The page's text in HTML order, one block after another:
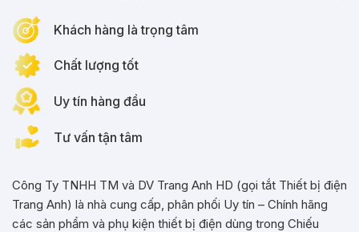
Khách hàng là trọng tâm
Chất lượng tốt
Uy tín hàng đầu
Tư vấn tận tâm
Công Ty TNHH TM và DV Trang Anh HD (gọi tắt Thiết bị điện
Trang Anh) là nhà cung cấp, phân phối Uy tín – Chính hãng
các sản phẩm và phụ kiện thiết bị điện dùng trong Chiếu